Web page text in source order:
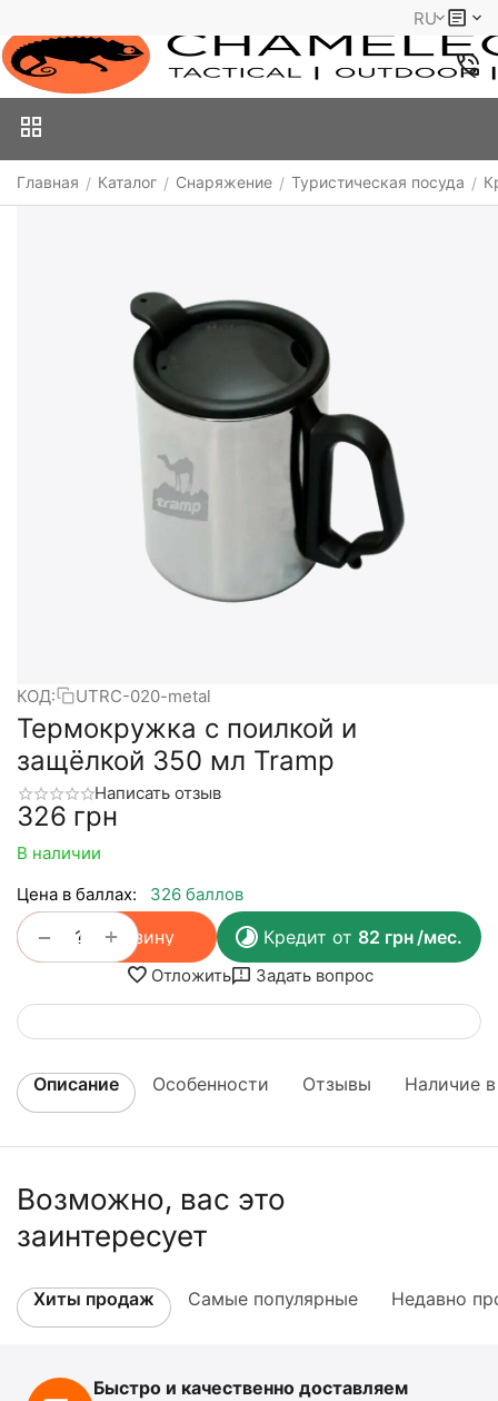
RU
Главная / Каталог / Снаряжение / Туристическая посуда /
КОД: UTRC-020-metal
Термокружка с поилкой и
защёлкой 350 мл Tramp
Написать отзыв
‍326‍ грн
В наличии
Цена в баллах:
326 баллов
+
− В корзину Кредит от 82 грн/мес.
Отложить Задать вопрос
Описание Особенности Отзывы Наличие
Возможно, вас это
заинтересует
Хиты продаж Самые популярные Недавно
Быстро и качественно доставляем